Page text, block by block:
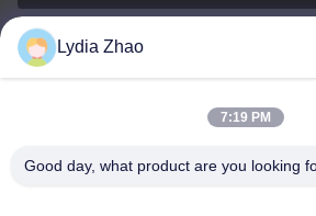
jesingd@vip.sina.com
Lydia Zhao
7:19 PM
Good day, what product are you looking